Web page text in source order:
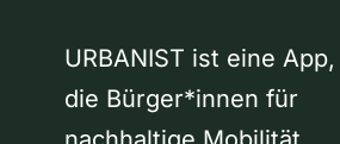
URBANIST ist eine App,
die Bürger*innen für